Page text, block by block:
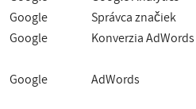
Google
Správca značiek
Google
Konverzia AdWords
Google
AdWords